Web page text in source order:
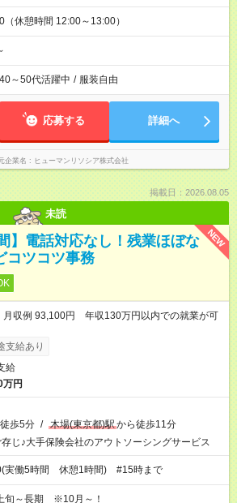
休憩時間 12:00～13:00）
40～50代活躍中 / 服装自由
応募する 詳細へ
企業名 ヒューマンリソシア株式会社
掲載日：2026.08.05
未読
NEW
】電話対応なし！残業ほぼな
コツコツ事務
収例 93,100円 年収130万円以内での就業が可
支給あり
給
万円
歩5分 / 木場(東京都)駅から徒歩11分
じ♪大手保険会社のアウトソーシングサービス
実働5時間 休憩1時間) #15時まで
旬～長期 ※10月～！